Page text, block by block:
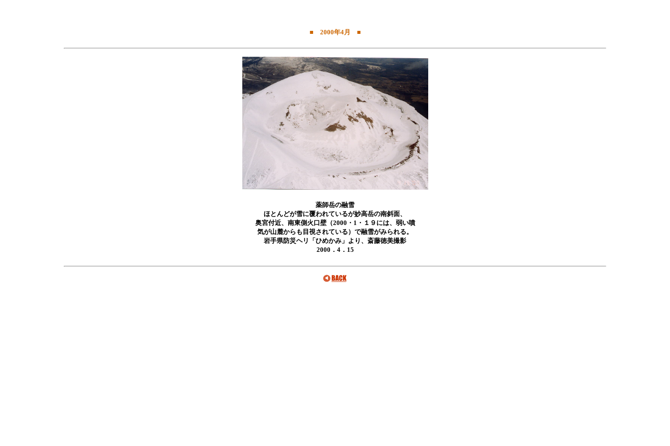
■ 2000年4月 ■
薬師岳の融雪
ほとんどが雪に覆われているが妙高岳の南斜面、
奥宮付近、南東側火口壁（2000・1・１９には、弱い噴
気が山麓からも目視されている）で融雪がみられる。
岩手県防災ヘリ「ひめかみ」より、斎藤徳美撮影
2000．4．15